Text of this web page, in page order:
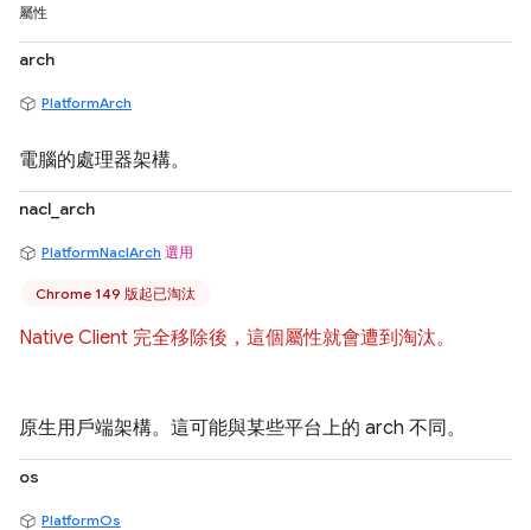
屬性
arch
PlatformArch
電腦的處理器架構。
nacl_arch
PlatformNaclArch 選用
Chrome 149 版起已淘汰
Native Client 完全移除後，這個屬性就會遭到淘汰。
原生用戶端架構。這可能與某些平台上的 arch 不同。
os
PlatformOs